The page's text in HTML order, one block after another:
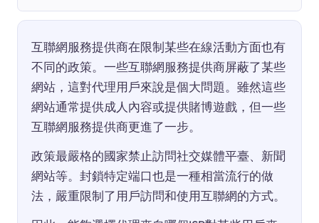
互聯網服務提供商在限制某些在線活動方面也有
不同的政策。一些互聯網服務提供商屏蔽了某些
網站，這對代理用戶來說是個大問題。雖然這些
網站通常提供成人內容或提供賭博遊戲，但一些
互聯網服務提供商更進了一步。
政策最嚴格的國家禁止訪問社交媒體平臺、新聞
網站等。封鎖特定端口也是一種相當流行的做
法，嚴重限制了用戶訪問和使用互聯網的方式。